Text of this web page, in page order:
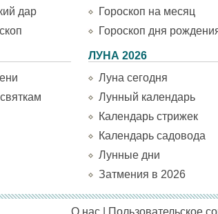
дар
Гороскоп на месяц
Гороскоп дня
ЛУНА 2026
Луна сегодня
Лунный календарь
Календарь стрижек
Календарь садовода
Лунные дни
Затмения в 2026
О нас Пользовательское